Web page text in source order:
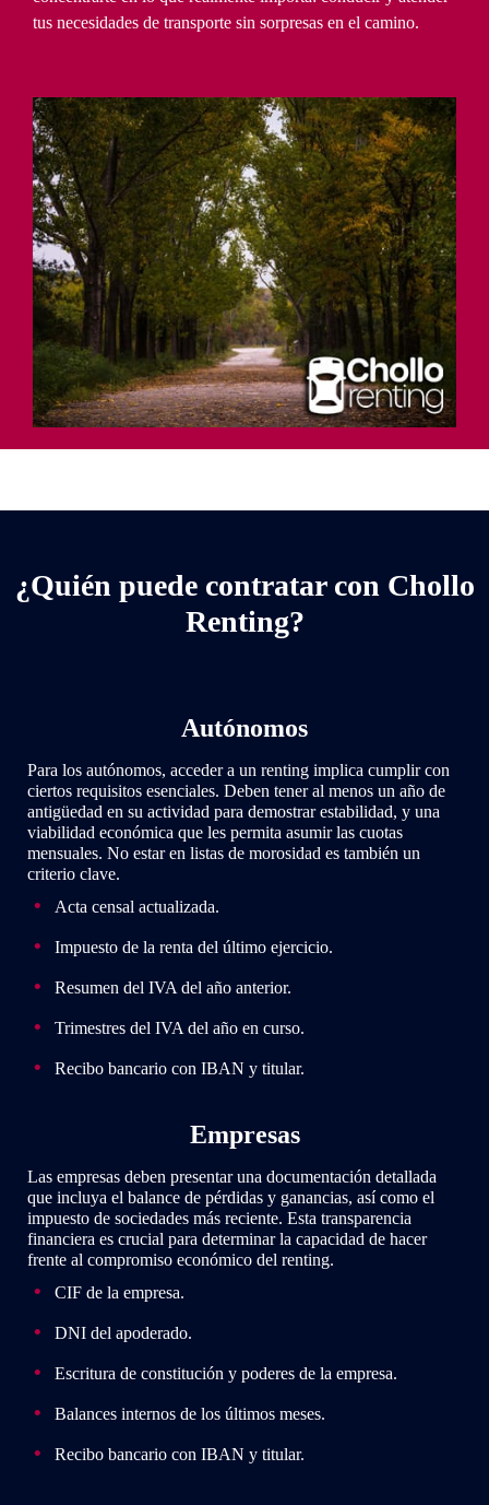
tus necesidades de transporte sin sorpresas en el camino.
¿Quién puede contratar con Chollo
Renting?
Autónomos
Para los autónomos, acceder a un renting implica cumplir con
ciertos requisitos esenciales. Deben tener al menos un año de
antigüedad en su actividad para demostrar estabilidad, y una
viabilidad económica que les permita asumir las cuotas
mensuales. No estar en listas de morosidad es también un
criterio clave.
Acta censal actualizada.
Impuesto de la renta del último ejercicio.
Resumen del IVA del año anterior.
Trimestres del IVA del año en curso.
Recibo bancario con IBAN y titular.
Empresas
Las empresas deben presentar una documentación detallada
que incluya el balance de pérdidas y ganancias, así como el
impuesto de sociedades más reciente. Esta transparencia
financiera es crucial para determinar la capacidad de hacer
frente al compromiso económico del renting.
CIF de la empresa.
DNI del apoderado.
Escritura de constitución y poderes de la empresa.
Balances internos de los últimos meses.
Recibo bancario con IBAN y titular.